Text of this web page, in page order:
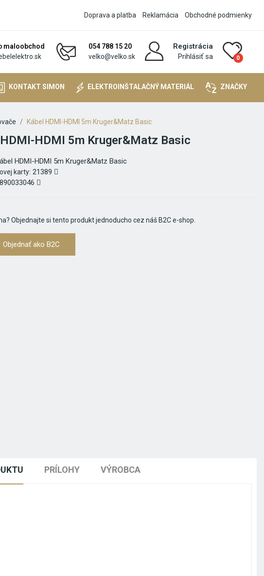
Doprava a platba Reklamácia Obchodné podmienky
maloobchod
054 788 15 20
velko@velko.sk
Registrácia
Prihlásiť sa
0
KONTAKT SIMON ELEKTROINŠTALAČNÝ MATERIÁL ZNAČKY
Kábel HDMI-HDMI 5m Kruger&Matz Basic
HDMI 5m Kruger&Matz Basic
HDMI-HDMI 5m Kruger&Matz Basic
karty: 21389
Objednajte si tento produkt jednoducho cez náš B2C e-shop.
Objednať ako B2C
PRÍLOHY VÝROBCA